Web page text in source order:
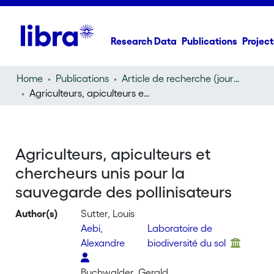
Research Data Publications
Home Publications
Article de recherche (journal article)
Agriculteurs, apiculteurs et chercheurs unis pour la sauvegarde des pollinisateurs
Agriculteurs, apiculteurs et
chercheurs unis pour la
sauvegarde des pollinisateurs
Author(s)
Sutter, Louis
Aebi,
Alexandre
Laboratoire de
biodiversité du sol